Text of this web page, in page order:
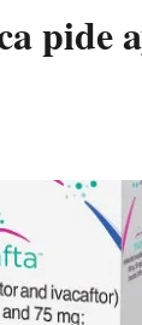
pide